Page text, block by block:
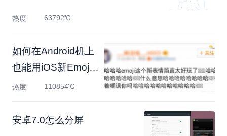
热度 63792℃
如何在Android机上
也能用iOS新Emoji
表情?
热度 110854℃
安卓7.0怎么分屏